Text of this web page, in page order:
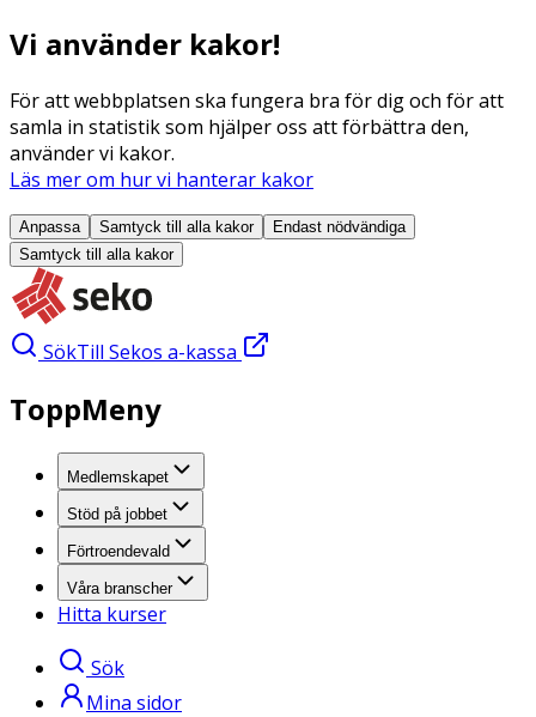
Vi använder kakor!
För att webbplatsen ska fungera bra för dig och för att
samla in statistik som hjälper oss att förbättra den,
använder vi kakor.
Läs mer om hur vi hanterar kakor
Anpassa Samtyck till alla kakor
Endast nödvändiga
Samtyck till alla kakor
SökTill Sekos a-kassa
ToppMeny
Medlemskapet
Stöd på jobbet
Förtroendevald
Våra branscher
Hitta kurser
Sök
Mina sidor